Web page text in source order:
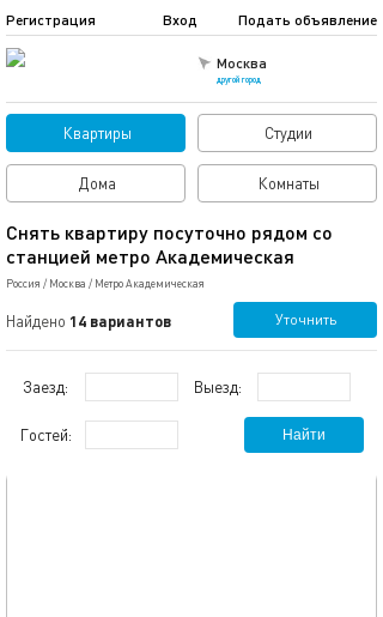
Москва
другой город
Подать объявление
Регистрация Вход
Квартиры Студии
Дома Комнаты
Снять квартиру посуточно рядом со
станцией метро Академическая
Россия / Москва / Метро Академическая
Найдено 14 вариантов Уточнить
Заезд: Выезд:
Гостей: Найти